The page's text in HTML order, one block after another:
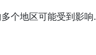
个地区可能受到影响.